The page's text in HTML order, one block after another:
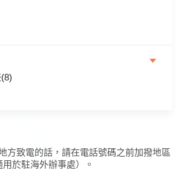
方致電的話，請在電話號碼之前加撥地區
於駐海外辦事處）。